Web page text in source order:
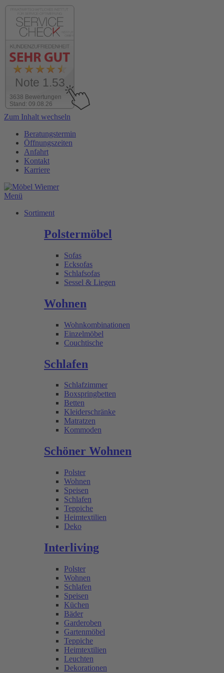
3638 Bewertungen
Stand: 09.08.26
Note 1.53
Zum Inhalt wechseln
Beratungstermin
Öffnungszeiten
Anfahrt
Kontakt
Karriere
Menü
Sortiment
Polstermöbel
Sofas
Ecksofas
Schlafsofas
Sessel & Liegen
Wohnen
Wohnkombinationen
Einzelmöbel
Couchtische
Schlafen
Schlafzimmer
Boxspringbetten
Betten
Kleiderschränke
Matratzen
Kommoden
Schöner Wohnen
Polster
Wohnen
Speisen
Schlafen
Teppiche
Heimtextilien
Deko
Interliving
Polster
Wohnen
Schlafen
Speisen
Küchen
Bäder
Garderoben
Gartenmöbel
Teppiche
Heimtextilien
Leuchten
Dekorationen